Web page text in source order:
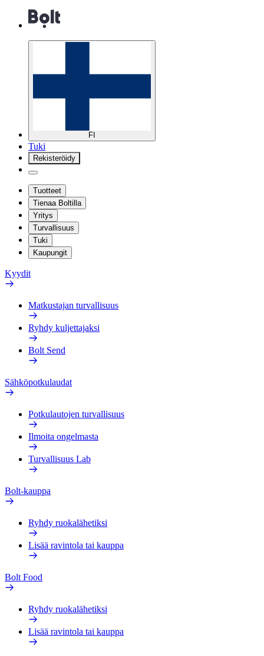
FI
Tuki
Rekisteröidy
Tuotteet
Tienaa Boltilla
Yritys
Turvallisuus
Tuki
Kaupungit
Kyydit
Matkustajan turvallisuus
Ryhdy kuljettajaksi
Bolt Send
Sähköpotkulaudat
Potkulautojen turvallisuus
Ilmoita ongelmasta
Turvallisuus Lab
Bolt-kauppa
Ryhdy ruokalähetiksi
Lisää ravintola tai kauppa
Bolt Food
Ryhdy ruokalähetiksi
Lisää ravintola tai kauppa